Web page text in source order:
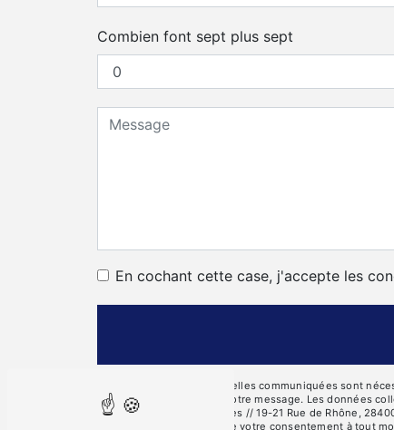
Combien font sept plus sept
En cochant cette case, j'accepte les
** Les données personnelles communiquées sont
seul but de répondre à votre message. Les données
des Côtes, 28000 Chartres // 19-21 Rue de Rhône,
d’opposition, de retrait de votre consentement à tout